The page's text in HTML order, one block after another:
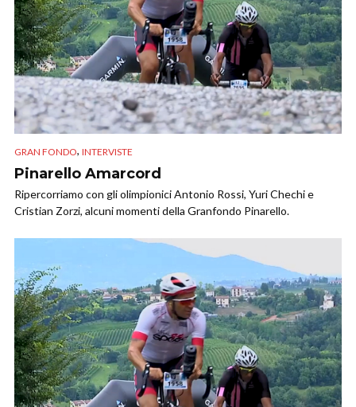
GRAN FONDO, INTERVISTE
Pinarello Amarcord
Ripercorriamo con gli olimpionici Antonio Rossi, Yuri Chechi e
Cristian Zorzi, alcuni momenti della Granfondo Pinarello.